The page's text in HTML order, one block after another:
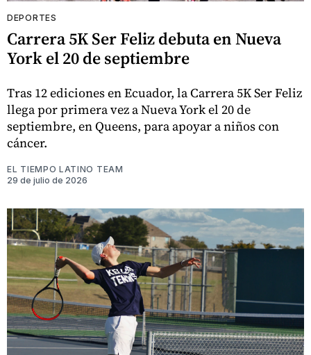
DEPORTES
Carrera 5K Ser Feliz debuta en Nueva
York el 20 de septiembre
Tras 12 ediciones en Ecuador, la Carrera 5K Ser Feliz
llega por primera vez a Nueva York el 20 de
septiembre, en Queens, para apoyar a niños con
cáncer.
EL TIEMPO LATINO TEAM
29 de julio de 2026